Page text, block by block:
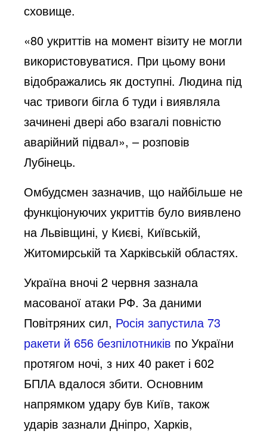
сховище.
«80 укриттів на момент візиту не могли
використовуватися. При цьому вони
відображались як доступні. Людина під
час тривоги бігла б туди і виявляла
зачинені двері або взагалі повністю
аварійний підвал», – розповів
Лубінець.
Омбудсмен зазначив, що найбільше не
функціонуючих укриттів було виявлено
на Львівщині, у Києві, Київській,
Житомирській та Харківській областях.
Україна вночі 2 червня зазнала
масованої атаки РФ. За даними
Повітряних сил, Росія запустила 73
ракети й 656 безпілотників по України
протягом ночі, з них 40 ракет і 602
БПЛА вдалося збити. Основним
напрямком удару був Київ, також
ударів зазнали Дніпро, Харків,